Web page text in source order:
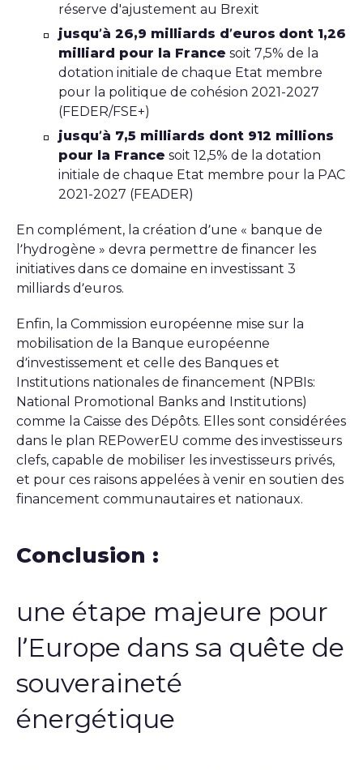
réserve d'ajustement au Brexit
jusqu’à 26,9 milliards d’euros dont 1,26
milliard pour la France soit 7,5% de la
dotation initiale de chaque Etat membre
pour la politique de cohésion 2021-2027
(FEDER/FSE+)
jusqu’à 7,5 milliards dont 912 millions
pour la France soit 12,5% de la dotation
initiale de chaque Etat membre pour la PAC
2021-2027 (FEADER)
En complément, la création d’une « banque de
l’hydrogène » devra permettre de financer les
initiatives dans ce domaine en investissant 3
milliards d’euros.
Enfin, la Commission européenne mise sur la
mobilisation de la Banque européenne
d’investissement et celle des Banques et
Institutions nationales de financement (NPBIs:
National Promotional Banks and Institutions)
comme la Caisse des Dépôts. Elles sont considérées
dans le plan REPowerEU comme des investisseurs
clefs, capable de mobiliser les investisseurs privés,
et pour ces raisons appelées à venir en soutien des
financement communautaires et nationaux.
Conclusion :
une étape majeure pour
l’Europe dans sa quête de
souveraineté
énergétique